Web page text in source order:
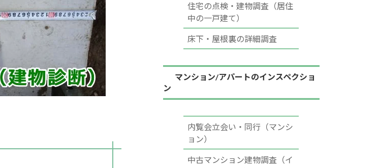
住宅の点検・建物調査（居住
中の一戸建て）
床下・屋根裏の詳細調査
マンション/アパートのインスペクショ
ン
内覧会立会い・同行（マンシ
ョン）
中古マンション建物調査（イ